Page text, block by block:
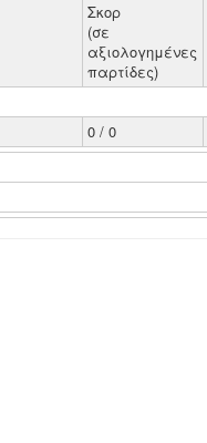
Σκορ
(σε
αξιολογημένες
παρτίδες)
0 / 0